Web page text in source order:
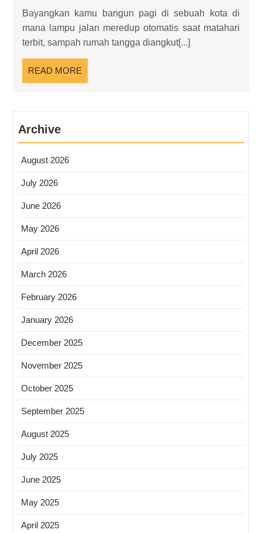
Berbasis
AI:
Bayangkan kamu bangun pagi di sebuah kota di
mana lampu jalan meredup otomatis saat matahari
terbit, sampah rumah tangga diangkut[...]
READ MORE
MORE
Archive
August 2026
July 2026
June 2026
May 2026
April 2026
March 2026
February 2026
January 2026
December 2025
November 2025
October 2025
September 2025
August 2025
July 2025
June 2025
May 2025
April 2025